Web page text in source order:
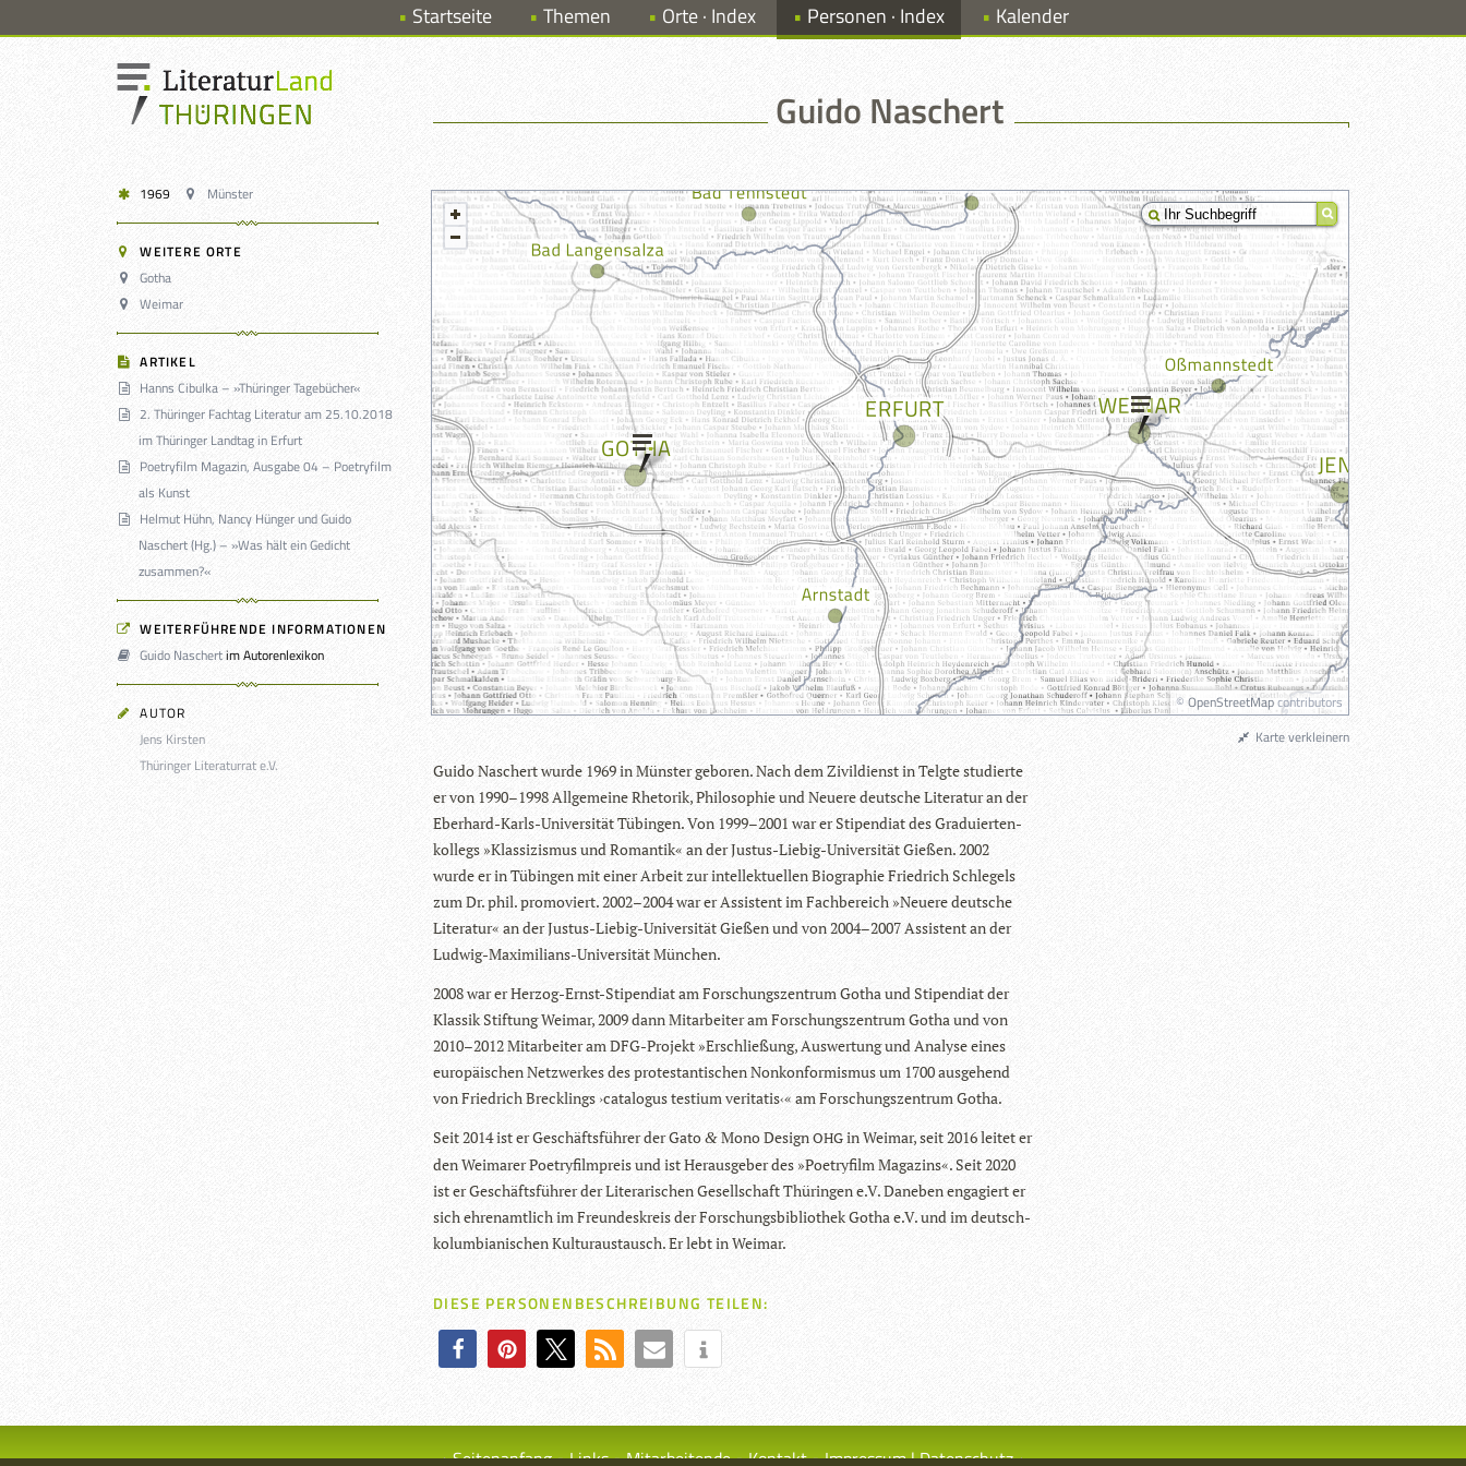
Startseite Themen Orte · Index Personen · Index Kalender
Guido Naschert
1969 Münster
WEITERE ORTE
Gotha
Weimar
ARTIKEL
Hanns Cibulka – »Thüringer Tagebücher«
2. Thüringer Fachtag Literatur am 25.10.2018
im Thüringer Landtag in Erfurt
Poetryfilm Magazin, Ausgabe 04 – Poetryfilm
als Kunst
Helmut Hühn, Nancy Hünger und Guido
Naschert (Hg.) – »Was hält ein Gedicht
zusammen?«
WEITERFÜHRENDE INFORMATIONEN
Guido Naschertim Autorenlexikon
AUTOR
Jens Kirsten
Thüringer Literaturrat e.V.
© OpenStreetMapcontributors
Guido Naschert wurde 1969 in Müns­ter gebo­ren. Nach dem Zivil­dienst in Telgte stu­dierte
er von 1990–1998 All­ge­meine Rhe­to­rik, Phi­lo­so­phie und Neuere deut­sche Lite­ra­tur an der
Eber­hard-Karls-Uni­ver­si­tät Tübin­gen. Von 1999–2001 war er Sti­pen­diat des Gra­du­ier­ten­
kol­legs »Klas­si­zis­mus und Roman­tik« an der Jus­tus-Lie­big-Uni­ver­si­tät Gie­ßen. 2002
wurde er in Tübin­gen mit einer Arbeit zur intel­lek­tu­el­len Bio­gra­phie Fried­rich Schle­gels
zum Dr. phil. pro­mo­viert. 2002–2004 war er Assis­tent im Fach­be­reich »Neuere deut­sche
Lite­ra­tur« an der Jus­tus-Lie­big-Uni­ver­si­tät Gie­ßen und von 2004–2007 Assis­tent an der
Lud­wig-Maxi­mi­li­ans-Uni­ver­si­tät München.
2008 war er Her­zog-Ernst-Sti­pen­diat am For­schungs­zen­trum Gotha und Sti­pen­diat der
Klas­sik Stif­tung Wei­mar, 2009 dann Mit­ar­bei­ter am For­schungs­zen­trum Gotha und von
2010–2012 Mit­ar­bei­ter am DFG-Pro­jekt »Erschlie­ßung, Aus­wer­tung und Ana­lyse eines
euro­päi­schen Netz­wer­kes des pro­tes­tan­ti­schen Non­kon­for­mis­mus um 1700 aus­ge­hend
von Fried­rich Breck­lings ›cata­lo­gus tes­tium veri­ta­tis‹« am For­schungs­zen­trum Gotha.
Seit 2014 ist er Geschäfts­füh­rer der Gato&Mono DesignOHGin Wei­mar, seit 2016 lei­tet er
den Wei­ma­rer Poe­try­film­preis und ist Her­aus­ge­ber des »Poe­try­film Maga­zins«. Seit 2020
ist er Geschäfts­füh­rer der Lite­ra­ri­schen Gesell­schaft Thü­rin­gen e.V. Dane­ben enga­giert er
sich ehren­amt­lich im Freun­des­kreis der For­schungs­bi­blio­thek Gotha e.V. und im deutsch-
kolum­bia­ni­schen Kul­tur­aus­tausch. Er lebt in Weimar.
DIESE PERSONENBESCHREIBUNG TEILEN:
Karte verkleinern
Seitenanfang Links Mitarbeitende Kontakt Impressum | Datenschutz